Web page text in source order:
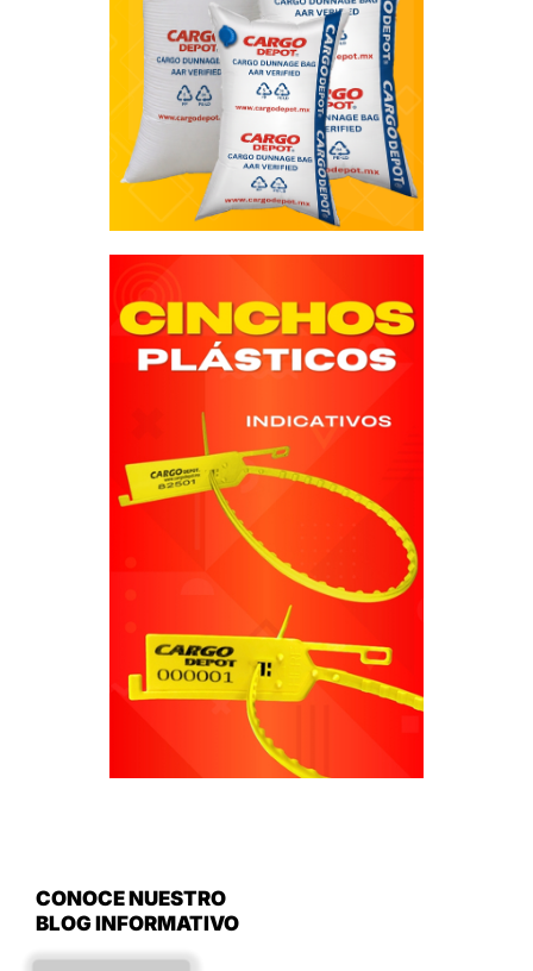
CONOCE NUESTRO
BLOG INFORMATIVO